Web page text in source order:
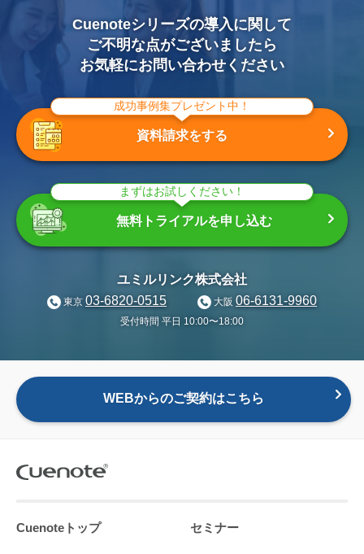
Cuenoteシリーズの導入に関して
ご不明な点がございましたら
お気軽にお問い合わせください
成功事例集プレゼント中！
資料請求をする
まずはお試しください！
無料トライアルを申し込む
ユミルリンク株式会社
東京 03-6820-0515 大阪 06-6131-9960
受付時間 平日 10:00〜18:00
WEBからのご契約はこちら
Cuenoteトップ セミナー